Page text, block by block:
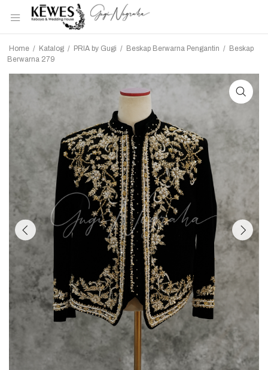
Home / Katalog / PRIA by Gugi / Beskap Berwarna Pengantin / Beskap
Berwarna 279